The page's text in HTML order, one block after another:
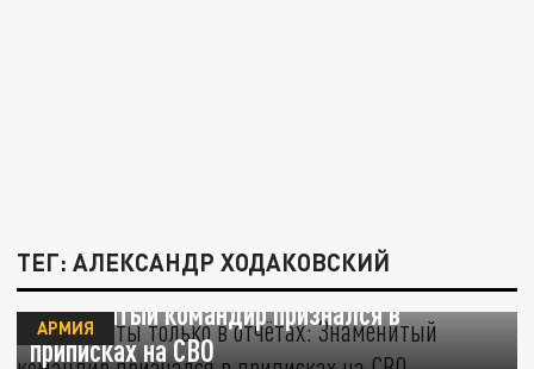
ТЕГ: АЛЕКСАНДР ХОДАКОВСКИЙ
"Сёла взяты только в отчётах":
Знаменитый командир признался в
приписках на СВО
АРМИЯ